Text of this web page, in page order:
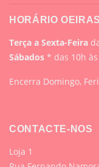
HORÁRIO OEIRAS
Terça a Sexta-Feira
Sábados * das 10h
Encerra Domingo,
CONTACTE-NOS
Loja 1